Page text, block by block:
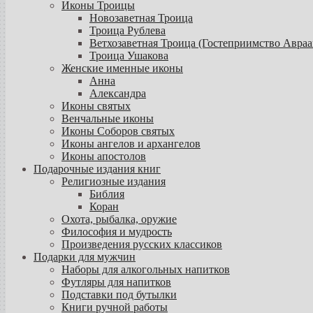
Иконы Троицы
Новозаветная Троица
Троица Рублева
Ветхозаветная Троица (Гостеприимство
Троица Ушакова
Женские именные иконы
Анна
Александра
Иконы святых
Венчальные иконы
Иконы Соборов святых
Иконы ангелов и архангелов
Иконы апостолов
Подарочные издания книг
Религиозные издания
Библия
Коран
Охота, рыбалка, оружие
Философия и мудрость
Произведения русских классиков
Подарки для мужчин
Наборы для алкогольных напитков
Футляры для напитков
Подставки под бутылки
Книги ручной работы